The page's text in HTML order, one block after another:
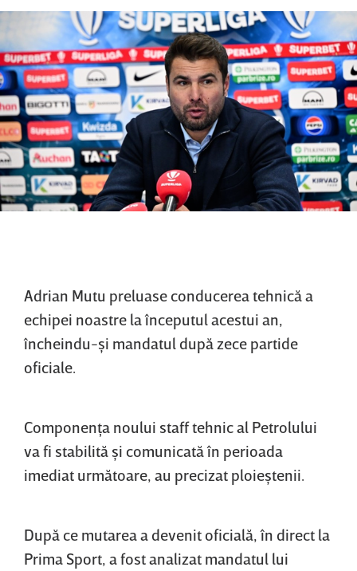
Adrian Mutu preluase conducerea tehnică a
echipei noastre la începutul acestui an,
încheindu-şi mandatul după zece partide
oficiale.
Componenţa noului staff tehnic al Petrolului
va fi stabilită şi comunicată în perioada
imediat următoare, au precizat ploieştenii.
După ce mutarea a devenit oficială, în direct la
Prima Sport, a fost analizat mandatul lui